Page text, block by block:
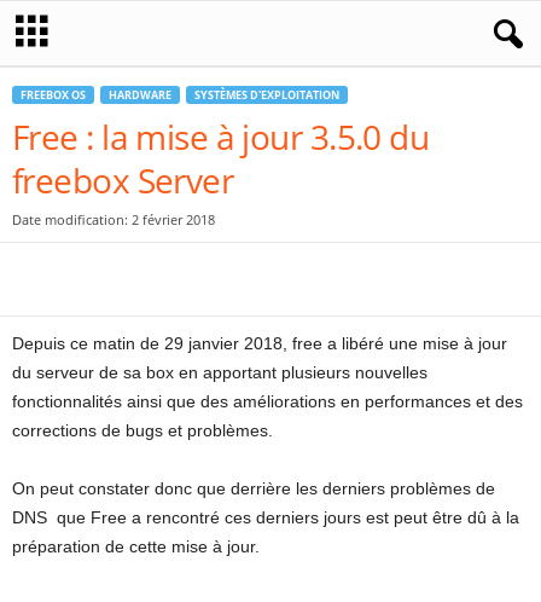
FREEBOX OS HARDWARE SYSTÈMES D'EXPLOITATION
Free : la mise à jour 3.5.0 du
freebox Server
Date modification: 2 février 2018
Depuis ce matin de 29 janvier 2018, free a libéré une mise à jour
du serveur de sa box en apportant plusieurs nouvelles
fonctionnalités ainsi que des améliorations en performances et des
corrections de bugs et problèmes.
On peut constater donc que derrière les derniers problèmes de
DNS que Free a rencontré ces derniers jours est peut être dû à la
préparation de cette mise à jour.